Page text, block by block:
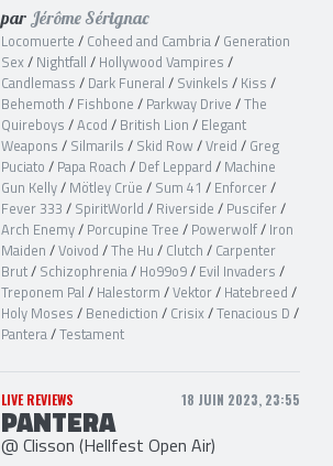
par Jérôme Sérignac
Locomuerte / Coheed and Cambria/ Generation
Sex / Nightfall / Hollywood Vampires /
Candlemass / Dark Funeral / Svinkels / Kiss /
Behemoth / Fishbone / Parkway Drive /The
Quireboys /Acod / British Lion / Elegant
Weapons / Silmarils / Skid Row/Vreid / Greg
Puciato / Papa Roach / Def Leppard / Machine
Gun Kelly/ Mötley Crüe / Sum 41 / Enforcer/
Fever 333 / SpiritWorld / Riverside / Puscifer/
Arch Enemy/ Porcupine Tree / Powerwolf/ Iron
Maiden /Voivod /The Hu / Clutch / Carpenter
Brut/ Schizophrenia/ Ho99o9/ Evil Invaders /
Treponem Pal / Halestorm /Vektor/ Hatebreed /
Holy Moses / Benediction / Crisix /Tenacious D /
Pantera/Testament
LIVE REVIEWS 18 JUIN 2023, 23:55
PANTERA
@ Clisson (Hellfest Open Air)